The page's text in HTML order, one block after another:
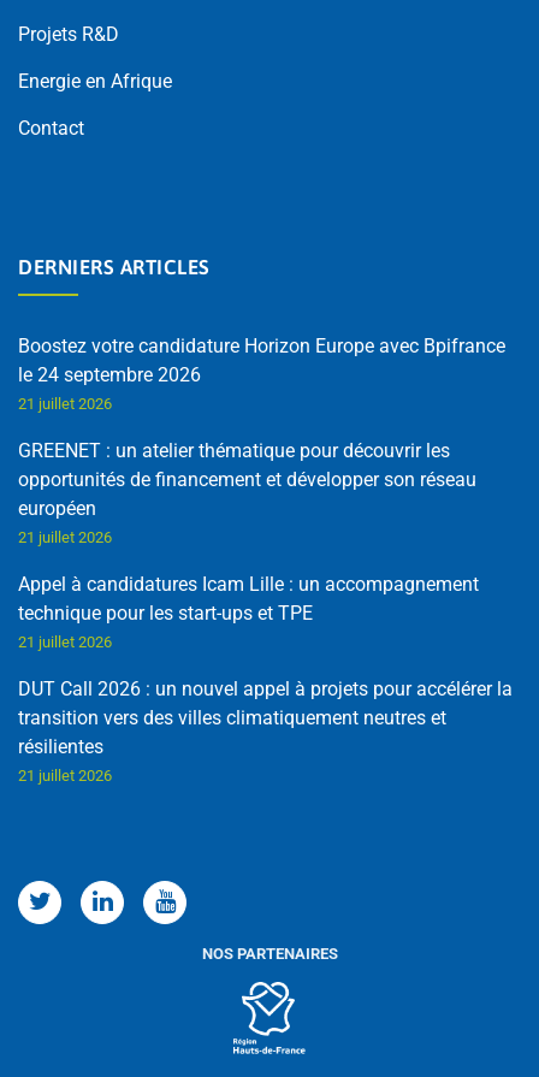
Projets R&D
Energie en Afrique
Contact
DERNIERS ARTICLES
Boostez votre candidature Horizon Europe avec Bpifrance
le 24 septembre 2026
21 juillet 2026
GREENET : un atelier thématique pour découvrir les
opportunités de financement et développer son réseau
européen
21 juillet 2026
Appel à candidatures Icam Lille : un accompagnement
technique pour les start-ups et TPE
21 juillet 2026
DUT Call 2026 : un nouvel appel à projets pour accélérer la
transition vers des villes climatiquement neutres et
résilientes
21 juillet 2026